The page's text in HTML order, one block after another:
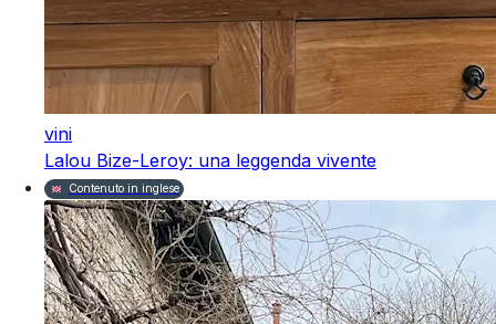
vini
Lalou Bize-Leroy: una leggenda vivente
Contenuto in inglese